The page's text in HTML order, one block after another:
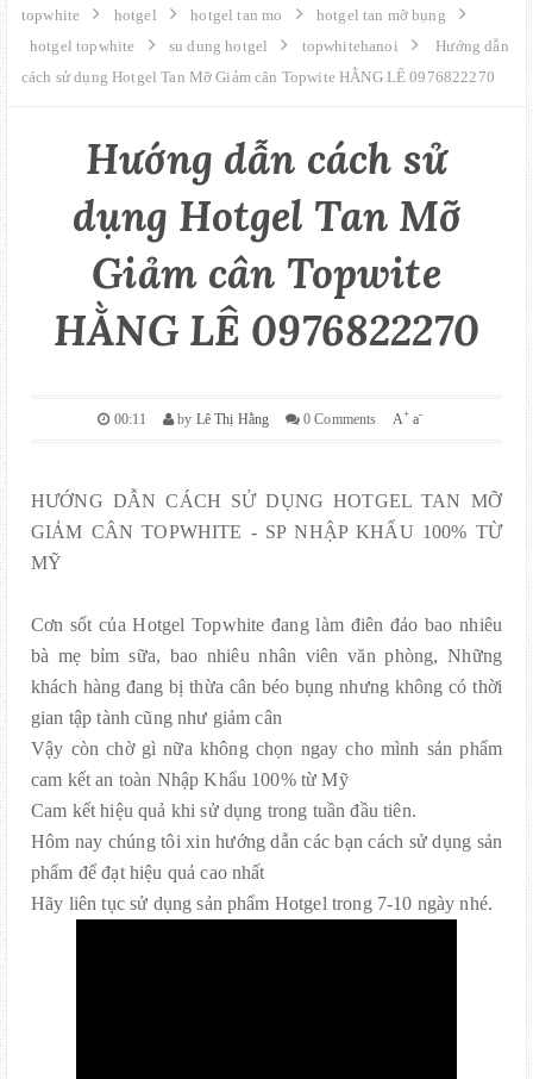
GIỚI THIỆU
LIÊN HỆ
MUA HÀNG
SITE MAPS
topwhite
hotgel hotgel tan mo
hotgel tan mỡ bụng
hotgel topwhite
su dung hotgel topwhitehanoi
Hướng dẫn
cách sử dụng Hotgel Tan Mỡ Giảm cân Topwite HẰNG LÊ 0976822270
Hướng dẫn cách sử
dụng Hotgel Tan Mỡ
Giảm cân Topwite
HẰNG LÊ 0976822270
00:11 by Lê Thị Hằng 0 Comments A+ a-
HƯỚNG DẪN CÁCH SỬ DỤNG HOTGEL TAN MỠ
GIẢM CÂN TOPWHITE - SP NHẬP KHẨU 100% TỪ
MỸ
Cơn sốt của Hotgel Topwhite đang làm điên đảo bao nhiêu
bà mẹ bỉm sữa, bao nhiêu nhân viên văn phòng, Những
khách hàng đang bị thừa cân béo bụng nhưng không có thời
gian tập tành cũng như giảm cân
Vậy còn chờ gì nữa không chọn ngay cho mình sản phẩm
cam kết an toàn Nhập Khẩu 100% từ Mỹ
Cam kết hiệu quả khi sử dụng trong tuần đầu tiên.
Hôm nay chúng tôi xin hướng dẫn các bạn cách sử dụng sản
phẩm để đạt hiệu quả cao nhất
Hãy liên tục sử dụng sản phẩm Hotgel trong 7-10 ngày nhé.